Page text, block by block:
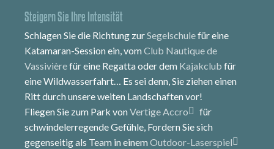
Steigern Sie Ihre Intensität
Schlagen Sie die Richtung zurSegelschulefür eine
Katamaran-Session ein, vomClub Nautique de
Vassivièrefür eine Regatta oder dem Kajakclub für
eine Wildwasserfahrt… Es sei denn, Sie ziehen einen
Ritt durch unsere weiten Landschaften vor!
Fliegen Sie zum Park vonVertige Accro
für
schwindelerregende Gefühle, Fordern Sie sich
gegenseitig als Team in einemOutdoor-Laserspiel